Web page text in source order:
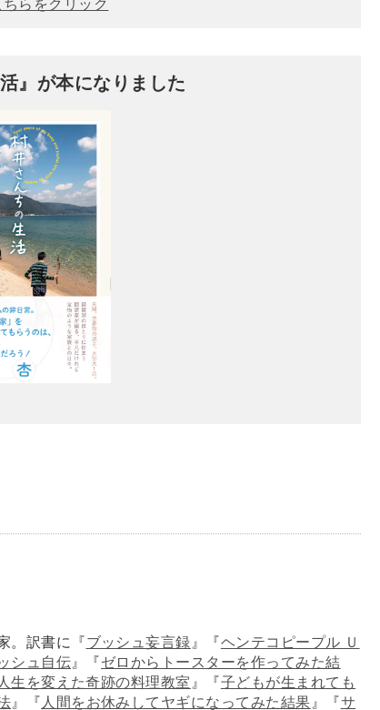
ちらをクリック
』が本になりました
。訳書に『ブッシュ妄言録 』『ヘンテコピープル Ｕ
シュ自伝 』『ゼロからトースターを作ってみた結
生を変えた奇跡の料理教室 』『子どもが生まれても
』『 人間をお休みしてヤギになってみた結果 』『サ